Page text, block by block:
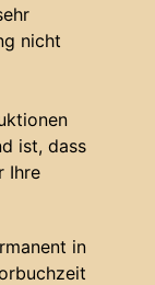
nicht
ist, dass
Ihre
in